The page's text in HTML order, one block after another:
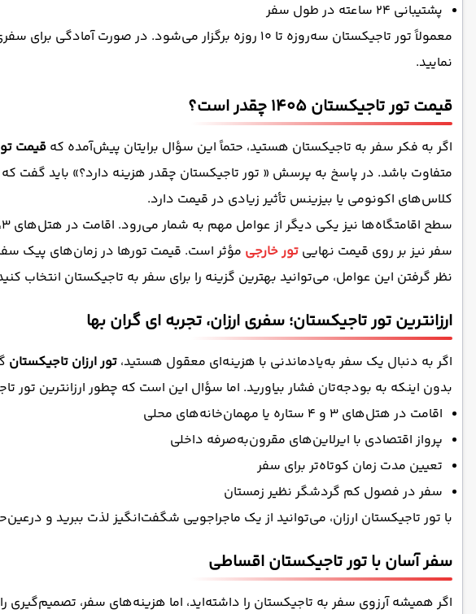
پشتیبانی 24 ساعته در طول سفر
معمولاً تور تاجیکستان سه‌روزه تا 10 روزه برگزار
نمایید.
قیمت تور تاجیکستان 1405 چقدر است؟
اگر به فکر سفر به تاجیکستان هستید، حتماً این سؤال برایتان پیش‌آمده که قیمت تور
متفاوت باشد. در پاسخ به پرسش « تور تاجیکستان چقدر هزینه دارد؟» باید گفت
کلاس‌های اکونومی یا بیزینس تأثیر زیادی در قیمت دارد.
سفر نیز بر روی قیمت نهایی تور خارجی مؤثر است. قیمت تورها در زمان‌های پیک سفر
نظر گرفتن این عوامل، می‌توانید بهترین گزینه را برای سفر به تاجیکستان انتخاب
ارزانترین تور تاجیکستان؛ سفری ارزان، تجربه‌ ای گران‌ بها
اگر به دنبال یک سفر به‌یادماندنی با هزینه‌ای معقول هستید، تور ارزان تاجیکستان
بدون اینکه به بودجه‌تان فشار بیاورید. اما سؤال این است که چطور ارزانترین تور
اقامت در هتل‌های 3 و 4 ستاره یا مهمان‌خانه‌های محلی
پرواز اقتصادی با ایرلاین‌های مقرون‌به‌صرفه داخلی
تعیین مدت زمان کوتاه‌تر برای سفر
سفر در فصول کم گردشگر نظیر زمستان
با تور تاجیکستان ارزان، می‌توانید از یک ماجراجویی شگفت‌انگیز لذت ببرید و
سفر آسان با تور تاجیکستان اقساطی
اگر همیشه آرزوی سفر به تاجیکستان را داشته‌اید، اما هزینه‌های سفر، تصمیم‌گیری